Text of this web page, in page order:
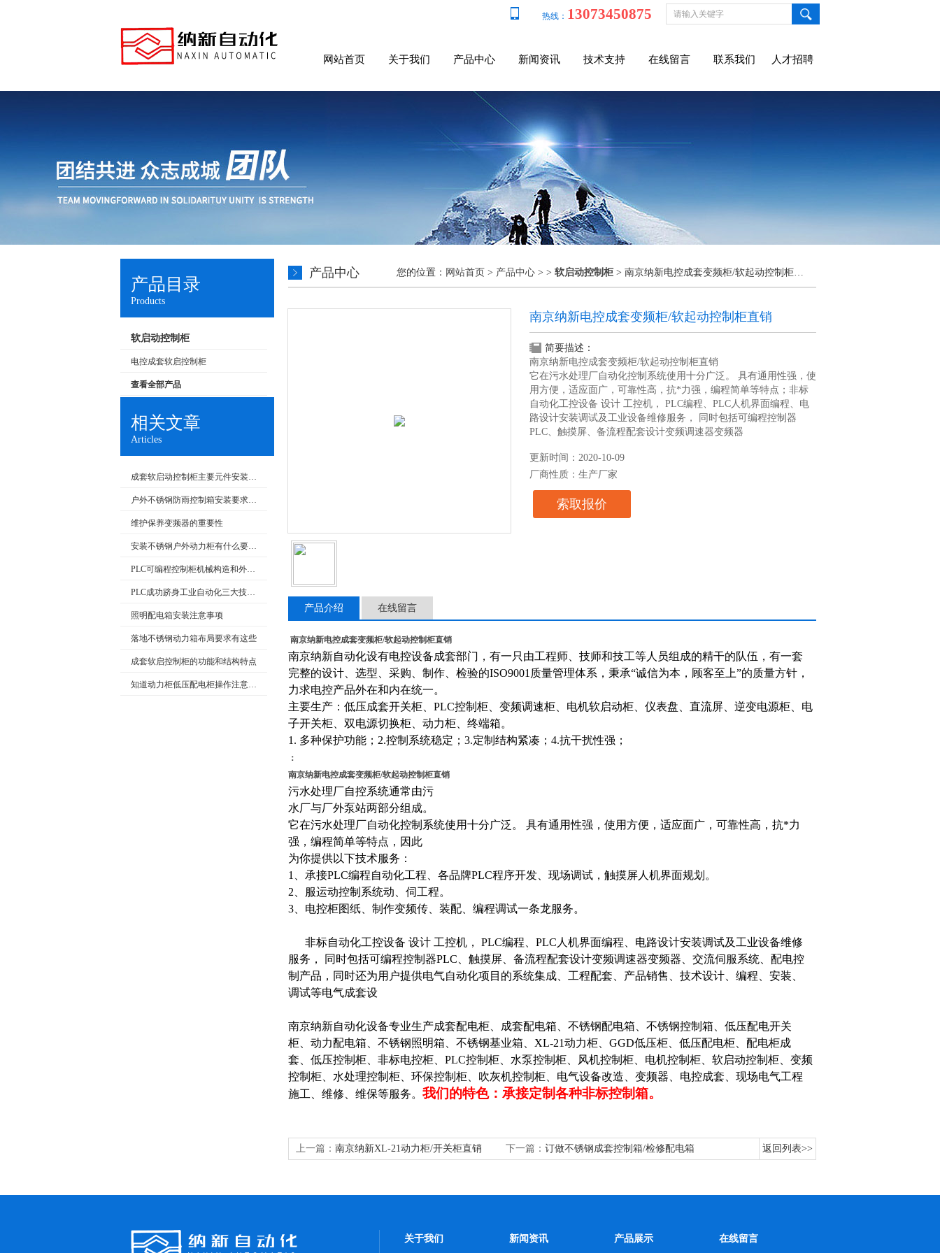
热线： 13073450875
网站首页 关于我们 产品中心 新闻资讯 技术支持 在线留言 联系我们 人才招聘
产品目录
Products
软启动控制柜
电控成套软启控制柜
查看全部产品
相关文章
Articles
成套软启动控制柜主要元件安装要求和在生产中的应用
户外不锈钢防雨控制箱安装要求和产品特点
维护保养变频器的重要性
安装不锈钢户外动力柜有什么要求呢
PLC可编程控制柜机械构造和外部回路的检查
PLC成功跻身工业自动化三大技术支柱
照明配电箱安装注意事项
落地不锈钢动力箱布局要求有这些
成套软启控制柜的功能和结构特点
知道动力柜低压配电柜操作注意事项很重要
产品中心 您的位置： 网站首页 > 产品中心 > > 软启动控制柜 > 南京纳新电控成套变频柜/软起动控制柜直销
南京纳新电控成套变频柜/软起动控制柜直销
简要描述：
南京纳新电控成套变频柜/软起动控制柜直销
它在污水处理厂自动化控制系统使用十分广泛。 具有通用性强，使
用方便，适应面广，可靠性高，抗*力强，编程简单等特点；非标
自动化工控设备 设计 工控机， PLC编程、PLC人机界面编程、电
路设计安装调试及工业设备维修服务， 同时包括可编程控制器
PLC、触摸屏、备流程配套设计变频调速器变频器
更新时间：2020-10-09
厂商性质：生产厂家
索取报价
产品介绍 在线留言
南京纳新电控成套变频柜/软起动控制柜直销
南京纳新自动化设有电控设备成套部门，有一只由工程师、技师和技工等人员组成的精干的队伍，有一套
完整的设计、选型、采购、制作、检验的ISO9001质量管理体系，秉承“诚信为本，顾客至上”的质量方针，
力求电控产品外在和内在统一。
主要生产：低压成套开关柜、PLC控制柜、变频调速柜、电机软启动柜、仪表盘、直流屏、逆变电源柜、电
子开关柜、双电源切换柜、动力柜、终端箱。
1. 多种保护功能；2.控制系统稳定；3.定制结构紧凑；4.抗干扰性强；
：
南京纳新电控成套变频柜/软起动控制柜直销
污水处理厂自控系统通常由污
水厂与厂外泵站两部分组成。
它在污水处理厂自动化控制系统使用十分广泛。
具有通用性强，使用方便，适应面广，可靠性高，抗*力
强，编程简单等特点，因此
为你提供以下技术服务：
1、承接PLC编程自动化工程、各品牌PLC程序开发、现场调试，触摸屏人机界面规划。
2、服运动控制系统动、伺工程。
3、电控柜图纸、制作变频传 、装配、编程调试一条龙服务。
非标自动化工控设备 设计 工控机， PLC编程、PLC人机界面编程、电路设计安装调试及工业设备维修
服务， 同时包括可编程控制器PLC、触摸屏、备流程配套设计变频调速器变频器、交流伺服系统、配电控
制产品，同时还为用户提供电气自动化项目的系统集成、工程配套、产品销售、技术设计、编程、安装、
调试等电气成套设
南京纳新自动化设备专业生产成套配电柜、成套配电箱、不锈钢配电箱、不锈钢控制箱、低压配电开关
柜、动力配电箱、不锈钢照明箱、不锈钢基业箱、XL-21动力柜、GGD低压柜、低压配电柜、配电柜成
套、低压控制柜、非标电控柜、PLC控制柜、水泵控制柜、风机控制柜、电机控制柜、软启动控制柜、变频
控制柜、水处理控制柜、环保控制柜、吹灰机控制柜、电气设备改造、变频器、电控成套、现场电气工程
施工、维修、维保等服务。 我们的特色：承接定制各种非标控制箱。
上一篇： 南京纳新XL-21动力柜/开关柜直销 下一篇： 订做不锈钢成套控制箱/检修配电箱 返回列表>>
关于我们 新闻资讯 产品展示 在线留言